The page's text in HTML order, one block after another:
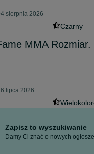
sierpnia 2026
Czarny
MMA
lipca 2026
Zapisz to wyszukiwanie
Damy Ci znać o nowych